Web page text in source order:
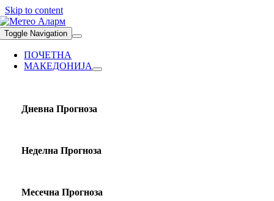
Skip to content
Toggle Navigation
ПОЧЕТНА
МАКЕДОНИЈА
Дневна Прогноза
Неделна Прогноза
Месечна Прогноза